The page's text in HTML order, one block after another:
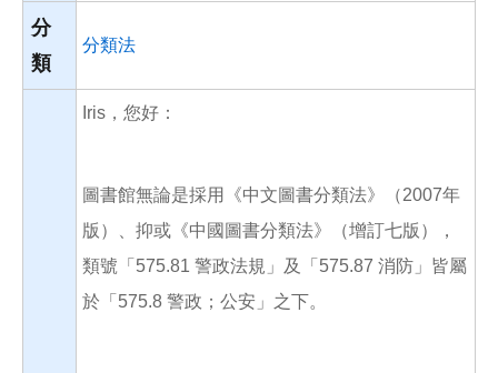
分
類
分類法
Iris，您好：
圖書館無論是採用《中文圖書分類法》（2007年
版）、抑或《中國圖書分類法》（增訂七版），
類號「575.81 警政法規」及「575.87 消防」皆屬
於「575.8 警政；公安」之下。